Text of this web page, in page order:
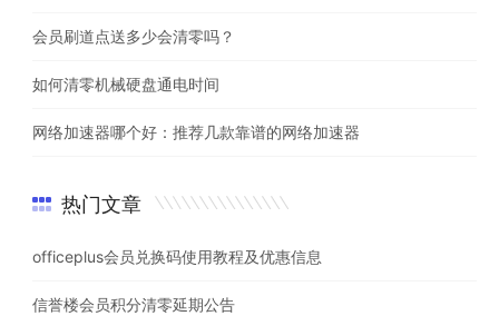
会员刷道点送多少会清零吗？
如何清零机械硬盘通电时间
网络加速器哪个好：推荐几款靠谱的网络加速器
热门文章
officeplus会员兑换码使用教程及优惠信息
信誉楼会员积分清零延期公告